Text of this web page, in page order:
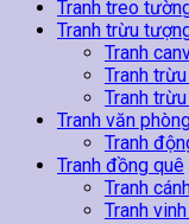
Tranh treo
Tranh trừu
Tranh
Tranh
Tranh
Tranh văn
Tranh
Tranh đồng quê
Tranh
Tranh